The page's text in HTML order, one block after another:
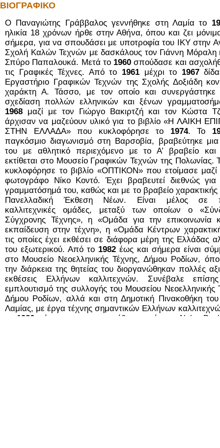
ΒΙΟΓΡΑΦΙΚΟ
Ο Παναγιώτης Γράββαλος γεννήθηκε στη Λαμία το
ηλικία 18 χρόνων ήρθε στην Αθήνα, όπου και ζει
σήμερα, για να σπουδάσει με υποτροφία του ΙΚΥ στην
Σχολή Καλών Τεχνών με δασκάλους τον Γιάννη Μόραλη
Σπύρο Παπαλουκά. Μετά το 1960σπούδασε και
τις Γραφικές Τέχνες. Από το 1961 μέχρι το 1967
Εργαστήριο Γραφικών Τεχνών της Σχολής Δοξιάδη κον
χαράκτη Α. Τάσσο, με τον οποίο και συνεργάστηκε
σχεδίαση πολλών ελληνικών και ξένων
1968 μαζί με τον Γιώργο Βακιρτζή και τον Κώστα
άρχισαν να μαζεύουν υλικό για το βιβλίο «Η ΛΑΙΚΗ
ΣΤΗΝ ΕΛΛΑΔΑ» που κυκλοφόρησε το 1974. Το
παγκόσμιο διαγωνισμό στη Βαρσοβία, βραβεύτηκε
του με αθλητικό περιεχόμενο με το Α’ βραβείο και
εκτίθεται στοΜουσείο Γραφικών Τεχνών της Πολωνίας.
κυκλοφόρησε το βιβλίο «ΟΠΤΙΚΟΝ» που ετοίμασε μαζί
φωτογράφο Νίκο Κοντό. Έχει βραβευτεί διεθνώς
γραμματόσημά του, καθώς και με το βραβείο
Πανελλαδική Έκθεση Νέων. Είναι μέλος σε
καλλιτεχνικές ομάδες, μεταξύ των οποίων ο
Σύγχρονης Τέχνης», η «Ομάδα για την επικοινωνία
εκπαίδευση στην τέχνη», η «Ομάδα Κέντρων
τις οποίες έχει εκθέσει σε διάφορα μέρη της Ελλάδας
του εξωτερικού. Από το 1982 έως και σήμερα είναι
στο Μουσείο Νεοελληνικής Τέχνης, Δήμου Ροδίων,
την διάρκεια της θητείας του διοργανώθηκαν πολλές
εκθέσεις Ελλήνων καλλιτεχνών. Συνέβαλε
εμπλουτισμό της συλλογής του Μουσείου Νεοελληνικής
Δήμου Ροδίων, αλλά και στη Δημοτική Πινακοθήκη
Λαμίας, με έργα τέχνης σημαντικών Ελλήνων
1986
μέχρι που απορροφήθηκε από την Alpha